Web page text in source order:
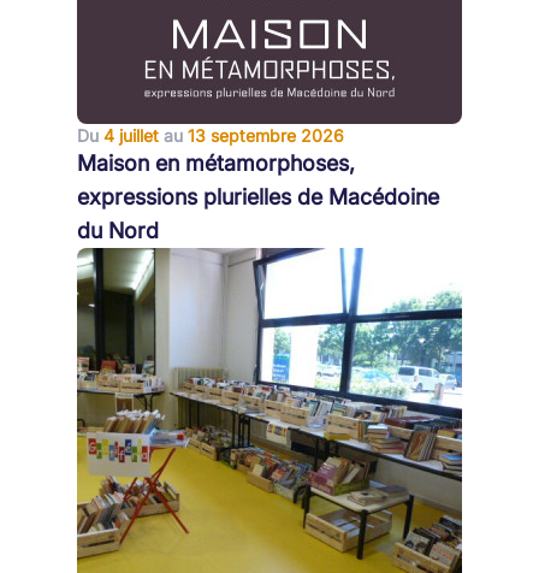
Du 4 juillet au 13 septembre 2026
Maison en métamorphoses,
expressions plurielles de Macédoine
du Nord